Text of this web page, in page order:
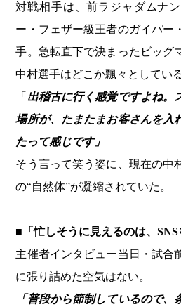
対戦相手は、前ラジャダムナ
ー・フェザー級王者のガイパー
手。急転直下で決まったビッグ
中村選手はどこか飄々としている
「 出稽古に行く感覚ですよね。
場所が、たまたまお客さんを入
たって感じです」
そう言って笑う姿に、現在の中
の“自然体”が凝縮されていた。
■「忙しそうに見えるのは、SNS
主催者インタビュー当日・試合
に張り詰めた空気はない。
「普段から節制しているので